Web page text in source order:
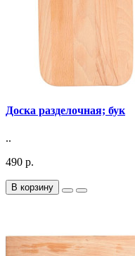
Доска разделочная; бук
..
490 р.
В корзину